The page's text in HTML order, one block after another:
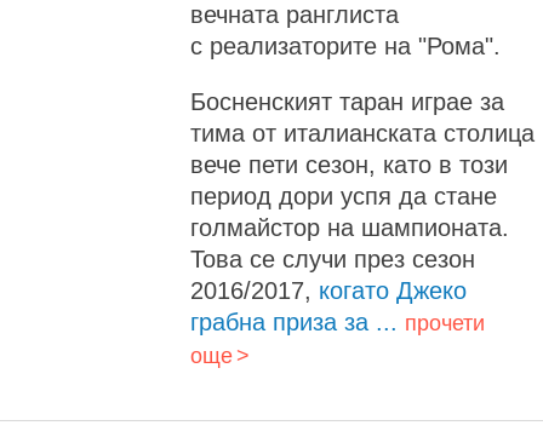
вечната ранглиста
с реализаторите на "Рома".
Босненският таран играе за
тима от италианската столица
вече пети сезон, като в този
период дори успя да стане
голмайстор на шампионата.
Това се случи през сезон
2016/2017, когато Джеко
грабна приза за ... прочети
още